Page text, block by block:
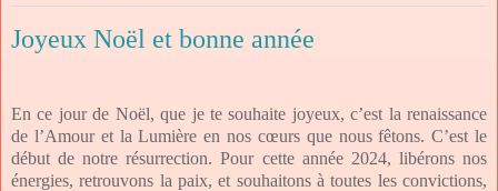
Joyeux Noël et bonne année
En ce jour de Noël, que je te souhaite joyeux, c’est la renaissance
de l’Amour et la Lumière en nos cœurs que nous fêtons. C’est le
début de notre résurrection. Pour cette année 2024, libérons nos
énergies, retrouvons la paix, et souhaitons à toutes les convictions,